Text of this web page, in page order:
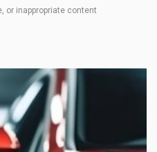
or inappropriate content